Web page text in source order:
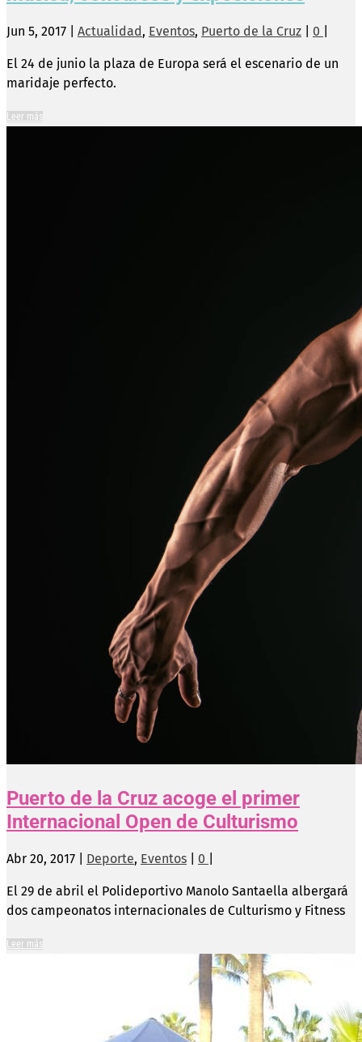
Jun 5, 2017 Actualidad, Eventos, Puerto de la Cruz 0
El 24 de junio la plaza de Europa será el escenario de un
maridaje perfecto.
Leer más
Puerto de la Cruz acoge el primer
Internacional Open de Culturismo
Abr 20, 2017 Deporte, Eventos 0
El 29 de abril el Polideportivo Manolo Santaella albergará
dos campeonatos internacionales de Culturismo y Fitness
Leer más